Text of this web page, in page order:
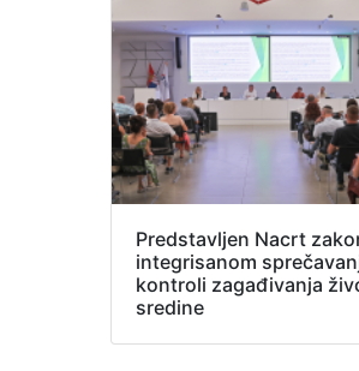
Predstavljen Nacrt
integrisanom
kontroli zagađivanja
sredine